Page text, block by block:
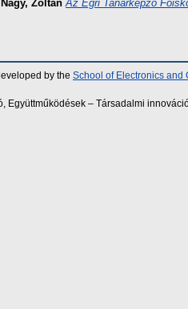
Zoltán Az Egri Tanárképző
by the School of Electronics and
Együttműködések – Társadalmi